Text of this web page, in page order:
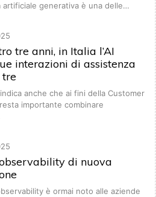
artificiale generativa è una delle…
tre anni, in Italia l’AI
interazioni di assistenza
tre
anche che ai fini della Customer
importante combinare
di nuova
è ormai noto alle aziende